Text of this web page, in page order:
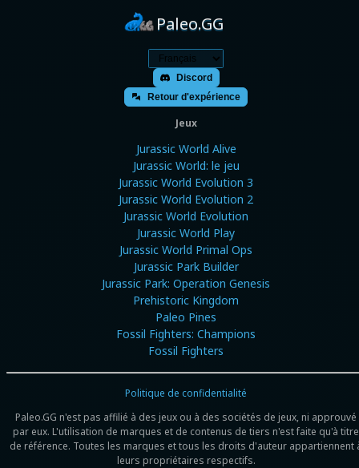
Paleo.GG
Discord
Retour d'expérience
Jeux
Jurassic World Alive
Jurassic World: le jeu
Jurassic World Evolution 3
Jurassic World Evolution 2
Jurassic World Evolution
Jurassic World Play
Jurassic World Primal Ops
Jurassic Park Builder
Jurassic Park: Operation Genesis
Prehistoric Kingdom
Paleo Pines
Fossil Fighters: Champions
Fossil Fighters
Paleo.GG n'est pas affilié à des jeux ou à des sociétés de jeux, ni approuvé
par eux. L'utilisation de marques et de contenus de tiers n'est faite qu'à titre
de référence. Toutes les marques et tous les droits d'auteur appartiennent
leurs propriétaires respectifs.
Politique de confidentialité